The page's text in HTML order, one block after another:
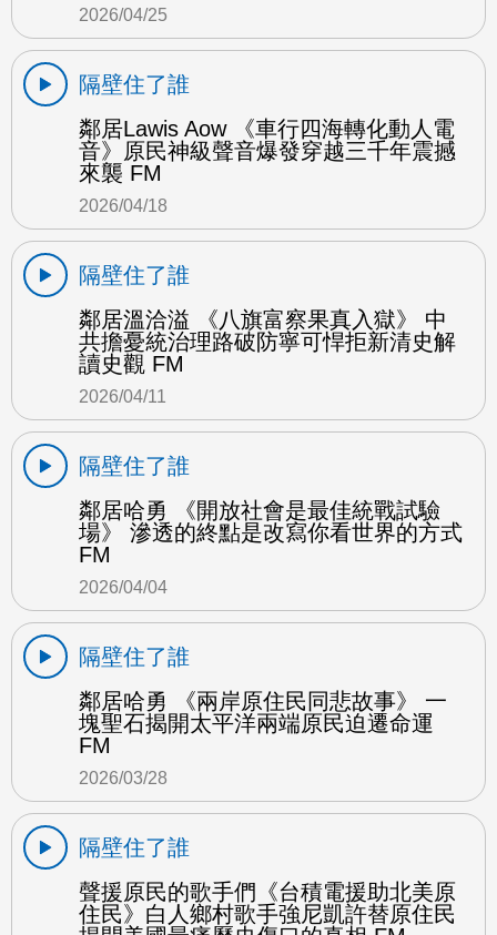
2026/04/25
隔壁住了誰
鄰居Lawis Aow 《車行四海轉化動人電
音》原民神級聲音爆發穿越三千年震撼
來襲 FM
2026/04/18
隔壁住了誰
鄰居溫洽溢 《八旗富察果真入獄》 中
共擔憂統治理路破防寧可悍拒新清史解
讀史觀 FM
2026/04/11
隔壁住了誰
鄰居哈勇 《開放社會是最佳統戰試驗
場》 滲透的終點是改寫你看世界的方式
FM
2026/04/04
隔壁住了誰
鄰居哈勇 《兩岸原住民同悲故事》 一
塊聖石揭開太平洋兩端原民迫遷命運
FM
2026/03/28
隔壁住了誰
聲援原民的歌手們《台積電援助北美原
住民》白人鄉村歌手強尼凱許替原住民